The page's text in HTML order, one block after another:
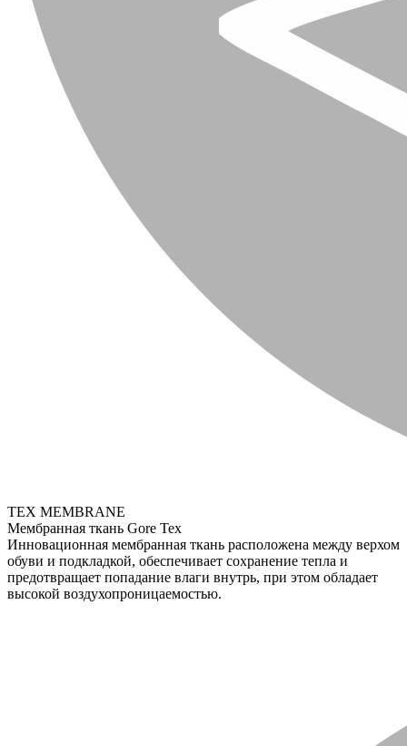
TEX MEMBRANE
Мембранная ткань Gore Tex
Инновационная мембранная ткань расположена между верхом
обуви и подкладкой, обеспечивает сохранение тепла и
предотвращает попадание влаги внутрь, при этом обладает
высокой воздухопроницаемостью.